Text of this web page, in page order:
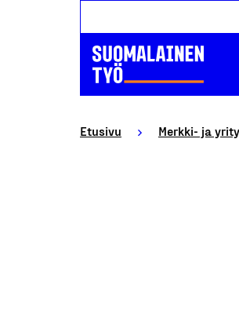
Etusivu Merkki- ja